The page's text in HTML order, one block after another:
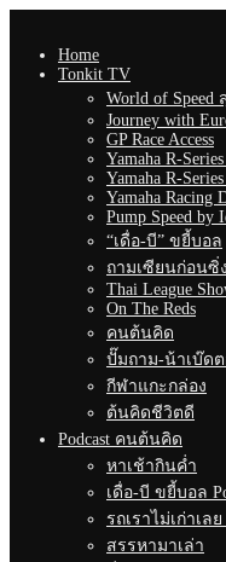
Home
Tonkit TV
World of
Journey with
GP Race Access
Yamaha R-
Yamaha R-
Yamaha Racing
Pump Speed by
“เดื่อ-บี” ขยี้บอล
ถามเซียนก่อนซิ่ง
Thai League
On The Reds
คนต้นคิด
ปั๊มถาม-น้าเบ๊ด
กีฬาแกะกล่อง
ต้นคิดชีวิตดี
Podcast คนต้นคิด
หาเช้ากินค่ำ
เดื่อ-บี ขยี้บอล
รถเราไม่เก่าเลย
สรรหามาเล่า